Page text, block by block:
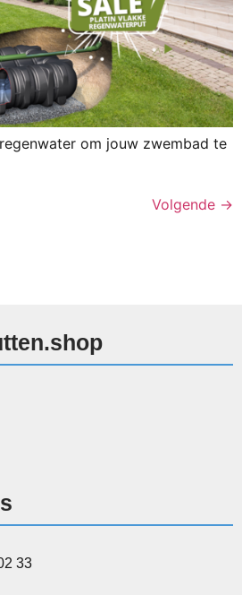
om jouw zwembad te
Volgende →
33